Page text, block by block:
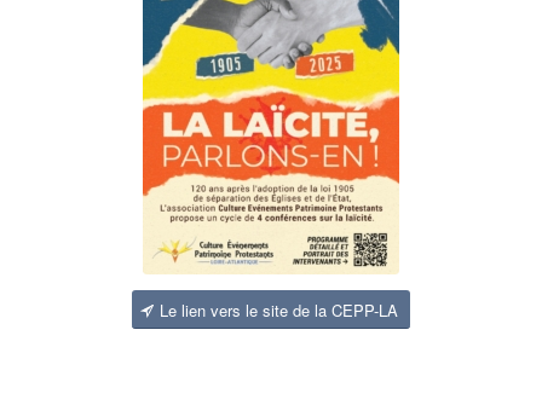
Le lien vers le site de la CEPP-LA